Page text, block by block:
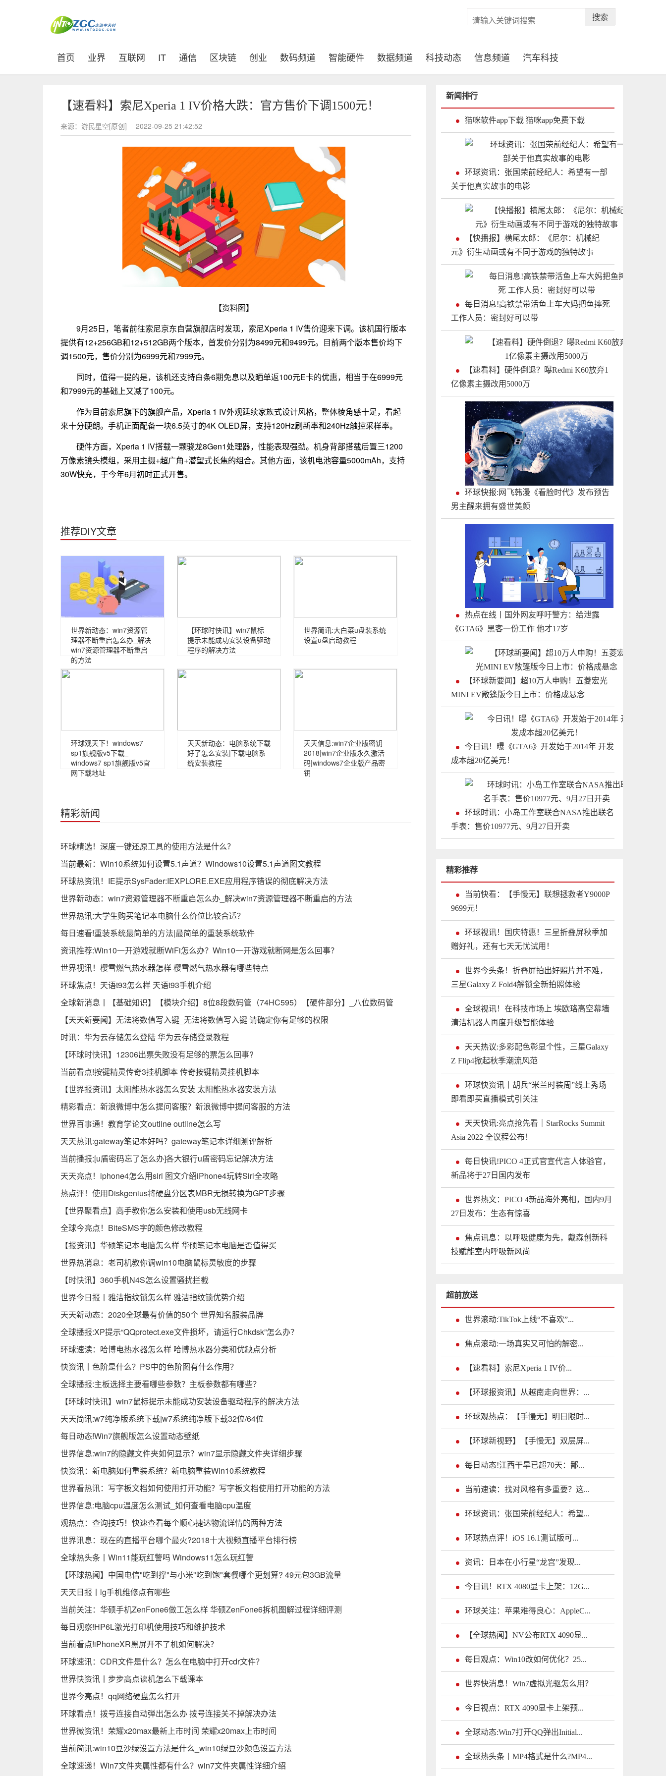
搜索
首页 (current)
业界 互联网 IT 通信 区块链 创业 数码频道 智能硬件 数据频道 科技动态 信息频道 汽车科技
【速看料】索尼Xperia 1 IV价格大跌：官方售价下调1500元！
来源：游民星空[原创] 2022-09-25 21:42:52
【资料图】
9月25日，笔者前往索尼京东自营旗舰店时发现，索尼Xperia 1 IV售价迎来下调。该机国行版本
提供有12+256GB和12+512GB两个版本，首发价分别为8499元和9499元。目前两个版本售价均下
调1500元，售价分别为6999元和7999元。
同时，值得一提的是，该机还支持白条6期免息以及晒单返100元E卡的优惠，相当于在6999元
和7999元的基础上又减了100元。
作为目前索尼旗下的旗舰产品，Xperia 1 IV外观延续家族式设计风格，整体棱角感十足，看起
来十分硬朗。手机正面配备一块6.5英寸的4K OLED屏，支持120Hz刷新率和240Hz触控采样率。
硬件方面，Xperia 1 IV搭载一颗骁龙8Gen1处理器，性能表现强劲。机身背部搭载后置三1200
万像素镜头模组，采用主摄+超广角+潜望式长焦的组合。其他方面，该机电池容量5000mAh，支持
30W快充，于今年6月初时正式开售。
推荐DIY文章
世界新动态：win7资源管
理器不断重启怎么办_解决
win7资源管理器不断重启
的方法
【环球时快讯】win7鼠标
提示未能成功安装设备驱动
程序的解决方法
世界简讯:大白菜u盘装系统
设置u盘启动教程
环球观天下！windows7
sp1旗舰版v5下载_
windows7 sp1旗舰版v5官
网下载地址
天天新动态：电脑系统下载
好了怎么安装|下载电脑系
统安装教程
天天信息:win7企业版密钥
2018|win7企业版永久激活
码|windows7企业版产品密
钥
精彩新闻
环球精选！深度一键还原工具的使用方法是什么？
当前最新：Win10系统如何设置5.1声道？Windows10设置5.1声道图文教程
环球热资讯！IE提示SysFader:IEXPLORE.EXE应用程序错误的彻底解决方法
世界新动态：win7资源管理器不断重启怎么办_解决win7资源管理器不断重启的方法
世界热讯:大学生购买笔记本电脑什么价位比较合适？
每日速看!重装系统最简单的方法|最简单的重装系统软件
资讯推荐:Win10一开游戏就断WiFi怎么办？Win10一开游戏就断网是怎么回事？
世界视讯！樱雪燃气热水器怎样 樱雪燃气热水器有哪些特点
环球焦点！天语t93怎么样 天语t93手机介绍
全球新消息丨【基础知识】【模块介绍】8位8段数码管（74HC595）【硬件部分】_八位数码管
【天天新要闻】无法将数值写入键_无法将数值写入键 请确定你有足够的权限
时讯：华为云存储怎么登陆 华为云存储登录教程
【环球时快讯】12306出票失败没有足够的票怎么回事?
当前看点!按键精灵传奇3挂机脚本 传奇按键精灵挂机脚本
【世界报资讯】太阳能热水器怎么安装 太阳能热水器安装方法
精彩看点：新浪微博中怎么提问客服？新浪微博中提问客服的方法
世界百事通！教育学论文outline outline怎么写
天天热讯:gateway笔记本好吗？gateway笔记本详细测评解析
当前播报:[u盾密码忘了怎么办]各大银行u盾密码忘记解决方法
天天亮点！iphone4怎么用siri 图文介绍iPhone4玩转Siri全攻略
热点评！使用Diskgenius将硬盘分区表MBR无损转换为GPT步骤
【世界聚看点】高手教你怎么安装和使用usb无线网卡
全球今亮点！BiteSMS字的颜色修改教程
【报资讯】华硕笔记本电脑怎么样 华硕笔记本电脑是否值得买
世界热消息：老司机教你调win10电脑鼠标灵敏度的步骤
【时快讯】360手机N4S怎么设置骚扰拦截
世界今日报丨雅洁指纹锁怎么样 雅洁指纹锁优势介绍
天天新动态：2020全球最有价值的50个 世界知名服装品牌
全球播报:XP提示“QQprotect.exe文件损坏，请运行Chkdsk”怎么办？
环球速读：哈博电热水器怎么样 哈博热水器分类和优缺点分析
快资讯丨色阶是什么？PS中的色阶图有什么作用？
全球播报:主板选择主要看哪些参数？主板参数都有哪些？
【环球时快讯】win7鼠标提示未能成功安装设备驱动程序的解决方法
天天简讯:w7纯净版系统下载|w7系统纯净版下载32位/64位
每日动态!Win7旗舰版怎么设置动态壁纸
世界信息:win7的隐藏文件夹如何显示？win7显示隐藏文件夹详细步骤
快资讯：新电脑如何重装系统？新电脑重装Win10系统教程
世界看热讯：写字板文档如何使用打开功能？写字板文档使用打开功能的方法
世界信息:电脑cpu温度怎么测试_如何查看电脑cpu温度
观热点：查询技巧！快速查看每个顺心捷达物流详情的两种方法
世界讯息：现在的直播平台哪个最火?2018十大视频直播平台排行榜
全球热头条丨Win11能玩红警吗 Windows11怎么玩红警
【环球热闻】中国电信"吃到撑"与小米"吃到饱"套餐哪个更划算? 49元包3GB流量
天天日报丨lg手机维修点有哪些
当前关注：华硕手机ZenFone6做工怎么样 华硕ZenFone6拆机图解过程详细评测
每日观察!HP6L激光打印机使用技巧和维护技术
当前看点!iPhoneXR黑屏开不了机如何解决？
环球速讯：CDR文件是什么？怎么在电脑中打开cdr文件？
世界快资讯丨步步高点读机怎么下载课本
世界今亮点！qq网络硬盘怎么打开
环球看点！拨号连接自动弹出怎么办 拨号连接关不掉解决办法
世界微资讯！荣耀x20max最新上市时间 荣耀x20max上市时间
当前简讯:win10豆沙绿设置方法是什么_win10绿豆沙颜色设置方法
全球速递！Win7文件夹属性都有什么？win7文件夹属性详细介绍
新闻排行
猫咪软件app下载 猫咪app免费下载
环球资讯：张国荣前经纪人：希望有一部
关于他真实故事的电影
【快播报】横尾太郎：《尼尔：机械纪
元》衍生动画或有不同于游戏的独特故事
每日消息!高铁禁带活鱼上车大妈把鱼摔死
工作人员：密封好可以带
【速看料】硬件倒退？曝Redmi K60放弃1
亿像素主摄改用5000万
环球快报:网飞韩漫《看脸时代》发布预告
男主醒来拥有盛世美颜
热点在线丨国外网友呼吁警方：给泄露
《GTA6》黑客一份工作 他才17岁
【环球新要闻】超10万人申购！五菱宏光
MINI EV敞篷版今日上市：价格成悬念
今日讯！曝《GTA6》开发始于2014年 开发
成本超20亿美元！
环球时讯：小岛工作室联合NASA推出联名
手表：售价10977元、9月27日开卖
精彩推荐
当前快看：【手慢无】联想拯救者Y9000P
9699元！
环球视讯！国庆特惠！三星折叠屏秋季加
赠好礼，还有七天无忧试用！
世界今头条！折叠屏拍出好照片并不难，
三星Galaxy Z Fold4解锁全新拍照体验
全球视讯！在科技市场上 埃欧珞高空幕墙
清洁机器人再度升级智能体验
天天热议:多彩配色彰显个性，三星Galaxy
Z Flip4掀起秋季潮流风范
环球快资讯丨胡兵“米兰时装周”线上秀场
即看即买直播模式引关注
天天快讯:亮点抢先看｜StarRocks Summit
Asia 2022 全议程公布！
每日快讯!PICO 4正式官宣代言人体验官，
新品将于27日国内发布
世界热文：PICO 4新品海外亮相，国内9月
27日发布：生态有惊喜
焦点讯息：以呼吸健康为先，戴森创新科
技赋能室内呼吸新风尚
超前放送
世界滚动:TikTok上线“不喜欢”...
焦点滚动:一场真实又可怕的解密...
【速看料】索尼Xperia 1 IV价...
【环球报资讯】从越南走向世界：...
环球观热点：【手慢无】明日限时...
【环球新视野】【手慢无】双层屏...
每日动态!江西干旱已超70天：鄱...
当前速读：找对风格有多重要？这...
环球资讯：张国荣前经纪人：希望...
环球热点评！iOS 16.1测试版可...
资讯：日本在小行星“龙宫”发现...
今日讯！RTX 4080显卡上架：12G...
环球关注：苹果难得良心：AppleC...
【全球热闻】NV公布RTX 4090显...
每日观点：Win10改如何优化？25...
世界快消息！Win7虚拟光驱怎么用？
今日视点：RTX 4090显卡上架预...
全球动态:Win7打开QQ弹出Initial...
全球热头条丨MP4格式是什么?MP4...